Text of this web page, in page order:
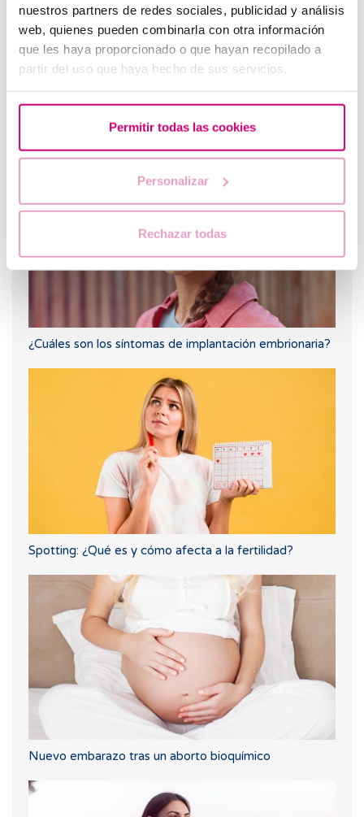
nuestros partners de redes sociales, publicidad y análisis
web, quienes pueden combinarla con otra información
que les haya proporcionado o que hayan recopilado a
partir del uso que haya hecho de sus servicios.
Permitir todas las cookies
Personalizar
Rechazar todas
¿Puedo quedar embarazada si he tenido o tengo
¿Cuáles son los síntomas de implantación embrionaria?
Spotting: ¿Qué es y cómo afecta a la fertilidad?
Nuevo embarazo tras un aborto bioquímico